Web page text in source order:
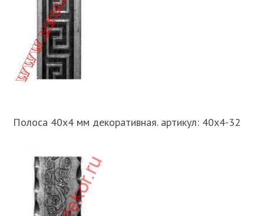
Полоса 40х4 мм декоративная. артикул: 40х4-32